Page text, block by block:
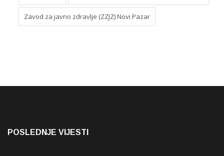
Zavod za javno zdravlje (ZZJZ) Novi Pazar
POSLEDNJE VIJESTI